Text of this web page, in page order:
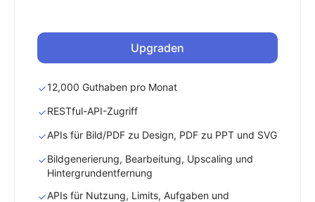
Upgraden
12,000 Guthaben pro Monat
RESTful-API-Zugriff
APIs für Bild/PDF zu Design, PDF zu PPT und SVG
Bildgenerierung, Bearbeitung, Upscaling und
Hintergrundentfernung
APIs für Nutzung, Limits, Aufgaben und